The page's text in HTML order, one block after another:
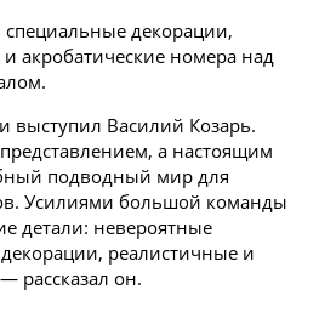
декорации,
акробатические номера над
выступил Василий Козарь.
а настоящим
подводный мир для
Усилиями большой команды
детали: невероятные
реалистичные и
рассказал он.